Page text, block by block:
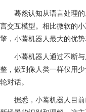
蓦然认知从语言处理
言交互模型。相比微软的
擎，小蓦机器人最大的优
小蓦机器人通过不断
整，做到像人类一样仅用
轮对话。
据悉，小蓦机器人目